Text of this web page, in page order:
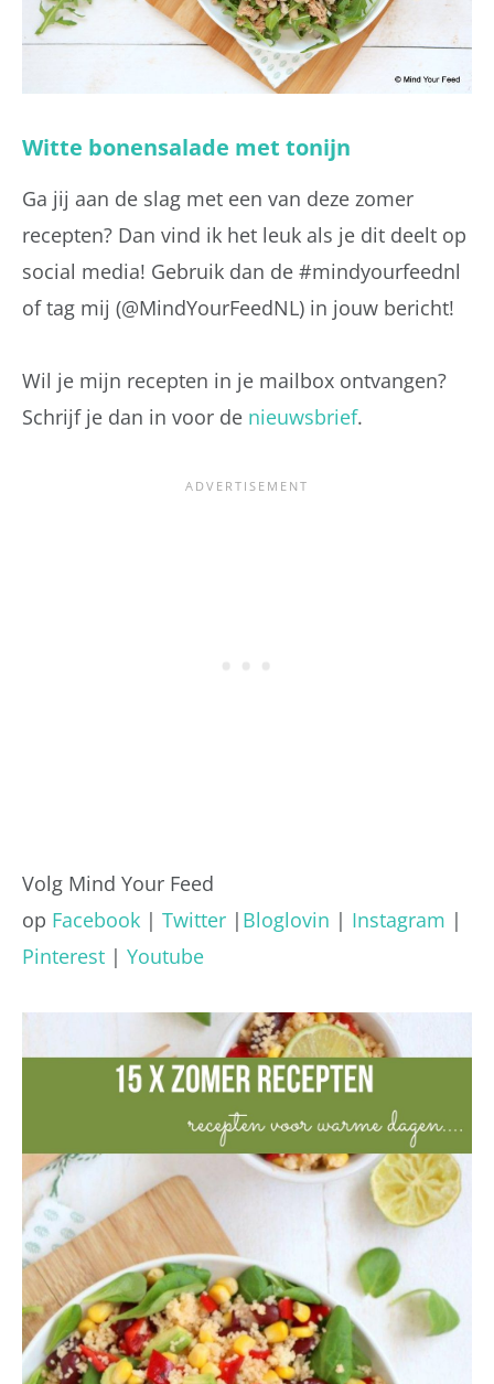
Witte bonensalade met tonijn
Ga jij aan de slag met een van deze zomer
recepten? Dan vind ik het leuk als je dit deelt op
social media! Gebruik dan de #mindyourfeednl
of tag mij (@MindYourFeedNL) in jouw bericht!
Wil je mijn recepten in je mailbox ontvangen?
Schrijf je dan in voor de nieuwsbrief.
Volg Mind Your Feed
op Facebook | Twitter | Bloglovin | Instagram |
Pinterest | Youtube